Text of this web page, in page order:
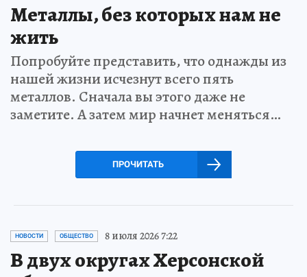
Металлы, без которых нам не
жить
Попробуйте представить, что однажды из
нашей жизни исчезнут всего пять
металлов. Сначала вы этого даже не
заметите. А затем мир начнет меняться…
ПРОЧИТАТЬ
НОВОСТИ ОБЩЕСТВО 8 июля 2026 7:22
В двух округах Херсонской